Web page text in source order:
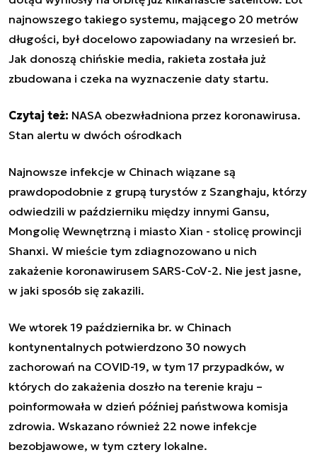
najnowszego takiego systemu, mającego 20 metrów
długości, był docelowo zapowiadany na wrzesień br.
Jak donoszą chińskie media, rakieta została już
zbudowana i czeka na wyznaczenie daty startu.
Czytaj też: NASA obezwładniona przez koronawirusa.
Stan alertu w dwóch ośrodkach
Najnowsze infekcje w Chinach wiązane są
prawdopodobnie z grupą turystów z Szanghaju, którzy
odwiedzili w październiku między innymi Gansu,
Mongolię Wewnętrzną i miasto Xian - stolicę prowincji
Shanxi. W mieście tym zdiagnozowano u nich
zakażenie koronawirusem SARS-CoV-2. Nie jest jasne,
w jaki sposób się zakazili.
We wtorek 19 października br. w Chinach
kontynentalnych potwierdzono 30 nowych
zachorowań na COVID-19, w tym 17 przypadków, w
których do zakażenia doszło na terenie kraju –
poinformowała w dzień później państwowa komisja
zdrowia. Wskazano również 22 nowe infekcje
bezobjawowe, w tym cztery lokalne.